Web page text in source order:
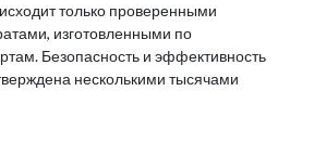
только проверенными
изготовленными по
Безопасность и эффективность
несколькими тысячами